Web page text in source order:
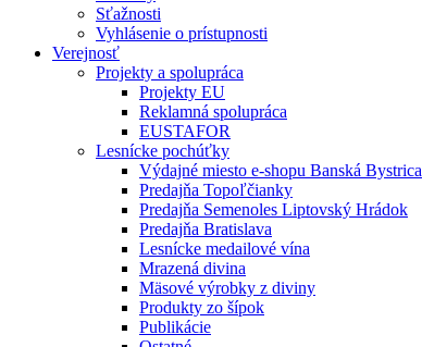
Sťažnosti
Vyhlásenie o prístupnosti
Verejnosť
Projekty a spolupráca
Projekty EU
Reklamná spolupráca
EUSTAFOR
Lesnícke pochúťky
Výdajné miesto e-shopu Banská Bystrica
Predajňa Topoľčianky
Predajňa Semenoles Liptovský Hrádok
Predajňa Bratislava
Lesnícke medailové vína
Mrazená divina
Mäsové výrobky z diviny
Produkty zo šípok
Publikácie